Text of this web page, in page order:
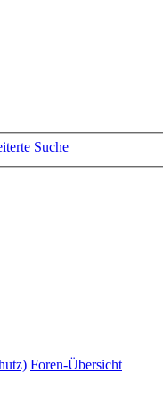
Suche
Foren-Übersicht